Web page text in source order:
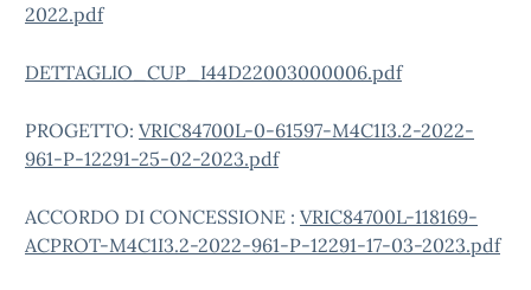
2022.pdf
DETTAGLIO_CUP_I44D22003000006.pdf
PROGETTO: VRIC84700L-0-61597-M4C1I3.2-2022-
961-P-12291-25-02-2023.pdf
ACCORDO DI CONCESSIONE : VRIC84700L-118169-
ACPROT-M4C1I3.2-2022-961-P-12291-17-03-2023.pdf